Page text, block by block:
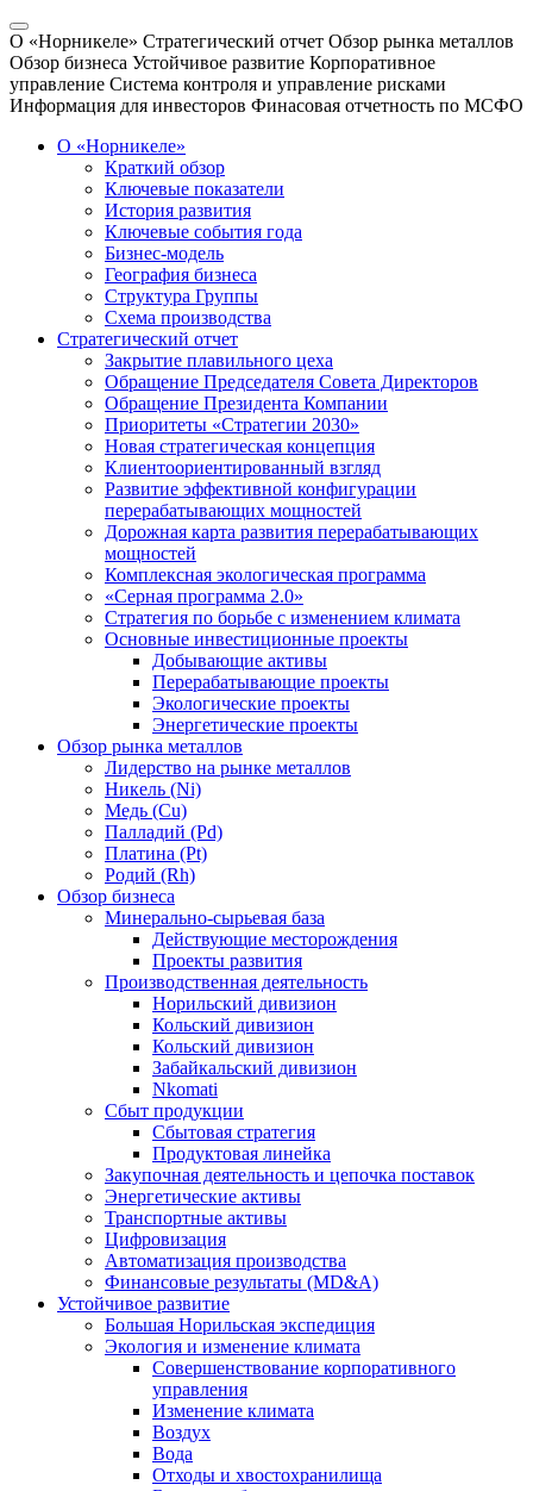
О «Норникеле» Стратегический отчет Обзор рынка металлов
Обзор бизнеса Устойчивое развитие Корпоративное
управление Система контроля и управление рисками
Информация для инвесторов Финасовая отчетность по МСФО
О «Норникеле»
Краткий обзор
Ключевые показатели
История развития
Ключевые события года
Бизнес-модель
География бизнеса
Структура Группы
Схема производства
Стратегический отчет
Закрытие плавильного цеха
Обращение Председателя Совета Директоров
Обращение Президента Компании
Приоритеты «Стратегии 2030»
Новая стратегическая концепция
Клиентоориентированный взгляд
Развитие эффективной конфигурации
перерабатывающих мощностей
Дорожная карта развития перерабатывающих
мощностей
Комплексная экологическая программа
«Серная программа 2.0»
Стратегия по борьбе с изменением климата
Основные инвестиционные проекты
Добывающие активы
Перерабатывающие проекты
Экологические проекты
Энергетические проекты
Обзор рынка металлов
Лидерство на рынке металлов
Никель (Ni)
Медь (Cu)
Палладий (Pd)
Платина (Pt)
Родий (Rh)
Обзор бизнеса
Минерально-сырьевая база
Действующие месторождения
Проекты развития
Производственная деятельность
Норильский дивизион
Кольский дивизион
Кольский дивизион
Забайкальский дивизион
Nkomati
Сбыт продукции
Сбытовая стратегия
Продуктовая линейка
Закупочная деятельность и цепочка поставок
Энергетические активы
Транспортные активы
Цифровизация
Автоматизация производства
Финансовые результаты (MD&A)
Устойчивое развитие
Большая Норильская экспедиция
Экология и изменение климата
Совершенствование корпоративного
управления
Изменение климата
Воздух
Вода
Отходы и хвостохранилища